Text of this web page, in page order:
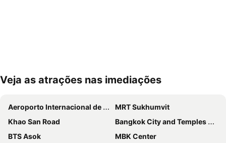
Ampliar mapa
Veja as atrações nas imediações
Aeroporto Internacional de Suvarnabhumi
MRT Sukhumvit
Khao San Road
Bangkok City and Temples Tour
BTS Asok
MBK Center